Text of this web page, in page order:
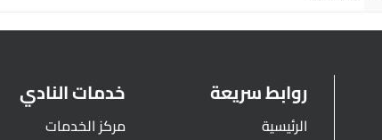
روابط سريعة
الرئيسية
خدمات النادي
مركز الخدمات